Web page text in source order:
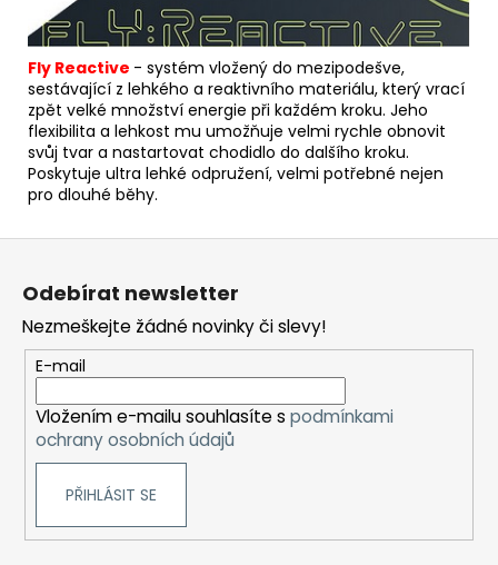
Fly Reactive - systém vložený do mezipodešve,
sestávající z lehkého a reaktivního materiálu, který vrací
zpět velké množství energie při každém kroku. Jeho
flexibilita a lehkost mu umožňuje velmi rychle obnovit
svůj tvar a nastartovat chodidlo do dalšího kroku.
Poskytuje ultra lehké odpružení, velmi potřebné nejen
pro dlouhé běhy.
Odebírat newsletter
Nezmeškejte žádné novinky či slevy!
E-mail
Vložením e-mailu souhlasíte s podmínkami
ochrany osobních údajů
PŘIHLÁSIT SE